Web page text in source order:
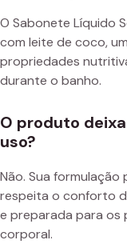
O Sabonete Líquido
com leite de coco,
propriedades
durante o banho.
O produto
uso?
Não. Sua
respeita o conforto
e preparada para os
corporal.